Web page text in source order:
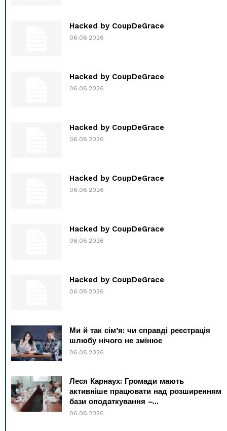
Hacked by CoupDeGrace
06.08.2026
Hacked by CoupDeGrace
06.08.2026
Hacked by CoupDeGrace
06.08.2026
Hacked by CoupDeGrace
06.08.2026
Hacked by CoupDeGrace
06.08.2026
Hacked by CoupDeGrace
06.08.2026
Ми й так сім’я: чи справді реєстрація
шлюбу нічого не змінює
06.08.2026
Леся Карнаух: Громади мають
активніше працювати над розширенням
бази оподаткування –...
06.08.2026